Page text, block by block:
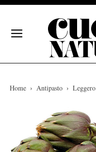
Home Antipasto